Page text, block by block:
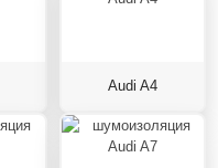
Audi A4